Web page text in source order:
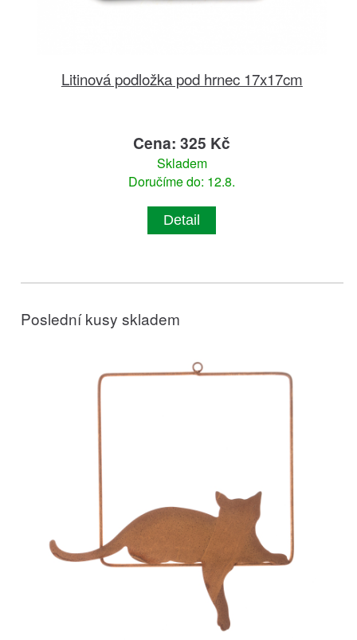
Litinová podložka pod hrnec 17x17cm
Cena: 325 Kč
Skladem
Doručíme do: 12.8.
Detail
Poslední kusy skladem